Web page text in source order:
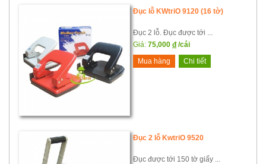
Đục lỗ KWtriO 9120 (16 tờ)
Đục 2 lỗ. Đục được tới ...
Giá: 75,000 đ /cái
Mua hàng
Chi tiết
Đục 2 lỗ KwtriO 9520
Đục được tới 150 tờ giấy ...